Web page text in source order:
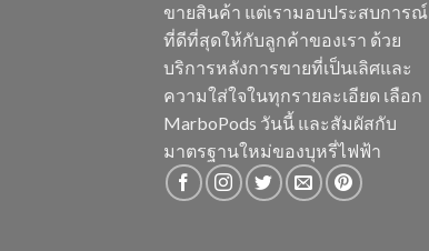
ขายสินค้า แต่เรามอบประสบการณ์
ที่ดีที่สุดให้กับลูกค้าของเรา ด้วย
บริการหลังการขายที่เป็นเลิศและ
ความใส่ใจในทุกรายละเอียด เลือก
MarboPods วันนี้ และสัมผัสกับ
มาตรฐานใหม่ของบุหรี่ไฟฟ้า